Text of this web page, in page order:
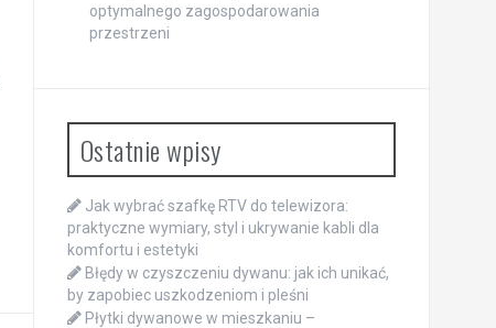
optymalnego zagospodarowania
przestrzeni
Ostatnie wpisy
Jak wybrać szafkę RTV do telewizora:
praktyczne wymiary, styl i ukrywanie kabli dla
komfortu i estetyki
Błędy w czyszczeniu dywanu: jak ich unikać,
by zapobiec uszkodzeniom i pleśni
Płytki dywanowe w mieszkaniu –